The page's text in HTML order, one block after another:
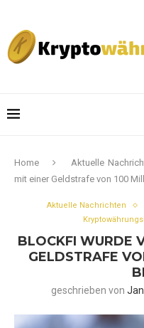
Home Aktuelle
mit einer Geldstrafe von 100
Aktuelle Nachrichten
BLOCKFI WURDE
GELDSTRAFE
geschrieben von